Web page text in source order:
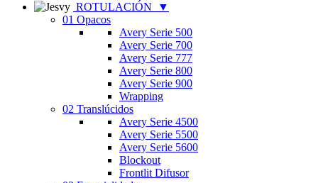
ROTULACIÓN
▼
01 Opacos
Avery Serie 500
Avery Serie 700
Avery Serie 777
Avery Serie 800
Avery Serie 900
Wrapping
02 Translúcidos
Avery Serie 4500
Avery Serie 5500
Avery Serie 5600
Blockout
Frontlit Difusor